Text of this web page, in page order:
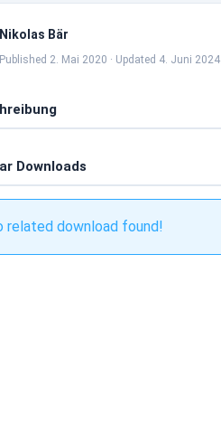
Nikolas Bär
Published 2. Mai 2020 · Updated 4. Juni 2024
Downloads
related download found!